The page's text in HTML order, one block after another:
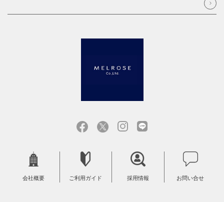
会社概要 ご利用ガイド 採用情報 お問い合せ